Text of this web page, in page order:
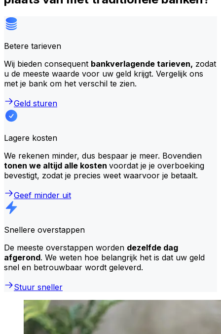
Betere tarieven
Wij bieden consequent bankverlagende tarieven, zodat
u de meeste waarde voor uw geld krijgt. Vergelijk ons
met je bank om het verschil te zien.
Geld sturen
Lagere kosten
We rekenen minder, dus bespaar je meer. Bovendien
tonen we altijd alle kosten voordat je je overboeking
bevestigt, zodat je precies weet waarvoor je betaalt.
Geef minder uit
Snellere overstappen
De meeste overstappen worden dezelfde dag
afgerond. We weten hoe belangrijk het is dat uw geld
snel en betrouwbaar wordt geleverd.
Stuur sneller